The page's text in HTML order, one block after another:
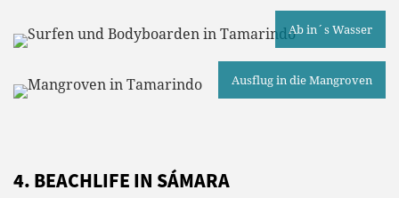
Ab in´s Wasser
Ausflug in die Mangroven
4. BEACHLIFE IN SÁMARA